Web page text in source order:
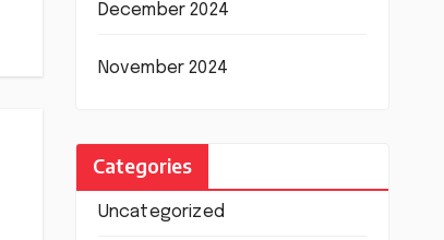
December 2024
November 2024
Categories
Uncategorized